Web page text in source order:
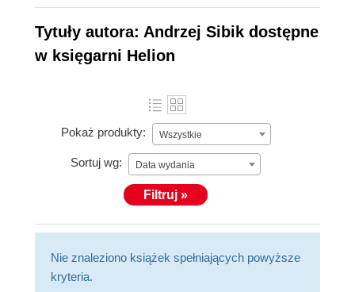
Tytuły autora: Andrzej Sibik dostępne
w księgarni Helion
Pokaż produkty: Wszystkie
Sortuj wg: Data wydania
Filtruj »
Nie znaleziono książek spełniających powyższe
kryteria.